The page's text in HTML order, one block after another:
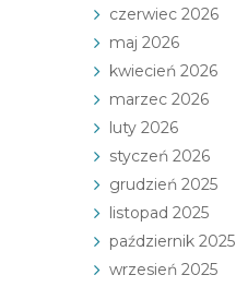
czerwiec 2026
maj 2026
kwiecień 2026
marzec 2026
luty 2026
styczeń 2026
grudzień 2025
listopad 2025
październik 2025
wrzesień 2025